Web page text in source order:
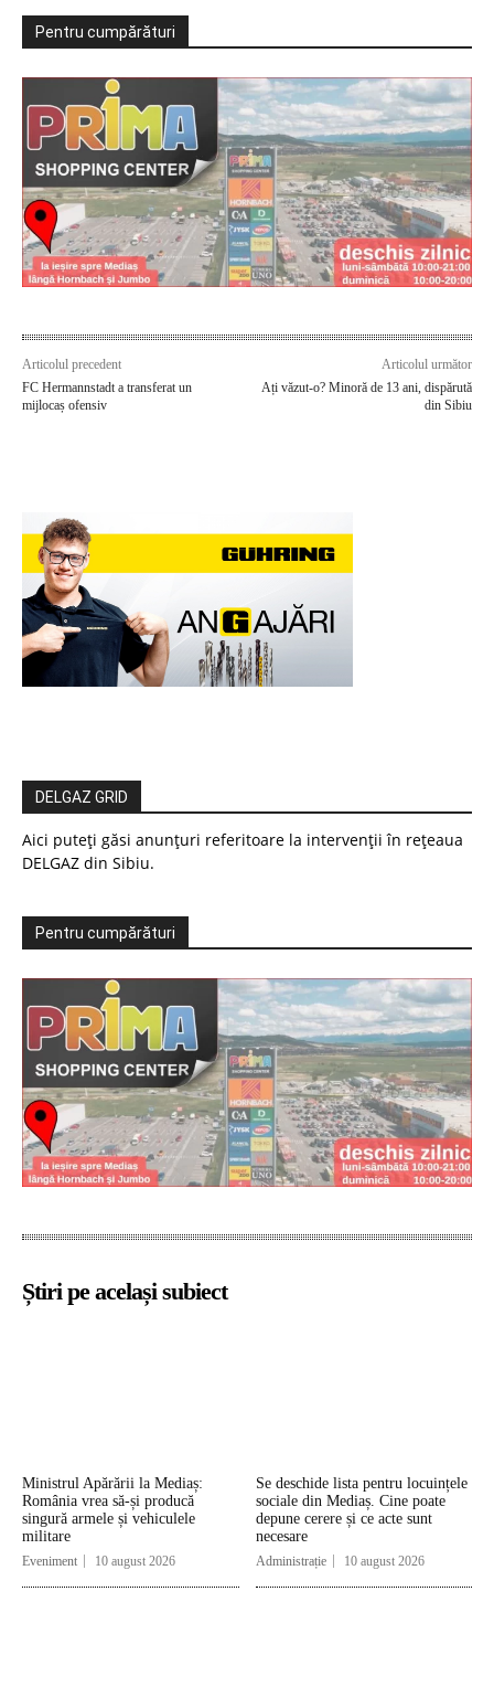
Pentru cumpărături
Articolul precedent
FC Hermannstadt a transferat un
mijlocaș ofensiv
Articolul următor
Ați văzut-o? Minoră de 13 ani, dispărută
din Sibiu
DELGAZ GRID
Aici puteți găsi anunțuri referitoare la intervenții în rețeaua
DELGAZ din Sibiu.
Pentru cumpărături
Știri pe același subiect
Ministrul Apărării la Mediaș:
România vrea să-și producă
singură armele și vehiculele
militare
Eveniment 10 august 2026
Se deschide lista pentru locuințele
sociale din Mediaș. Cine poate
depune cerere și ce acte sunt
necesare
Administrație 10 august 2026